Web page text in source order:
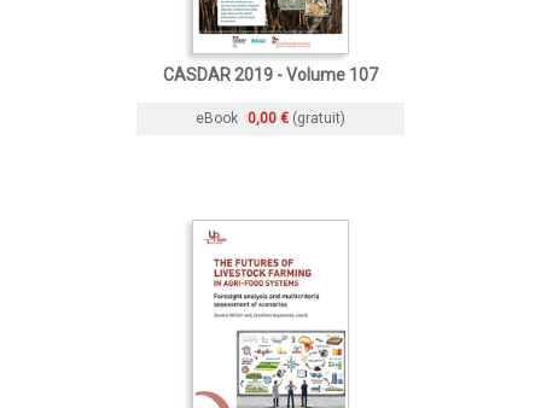
CASDAR 2019 - Volume 107
eBook 0,00 € (gratuit)